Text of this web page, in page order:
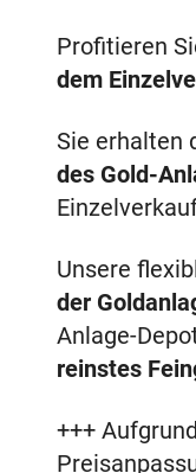
Profitieren
dem
Sie erhalten
des Gold-
Unsere
der
Anlage-
reinstes
+++